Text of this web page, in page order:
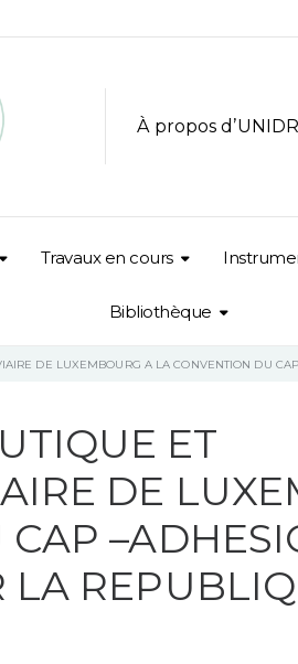
À propos
Travaux en cours
Bibliothèque
DE LUXEMBOURG A LA CONVENTION DU
ET
DE
LA